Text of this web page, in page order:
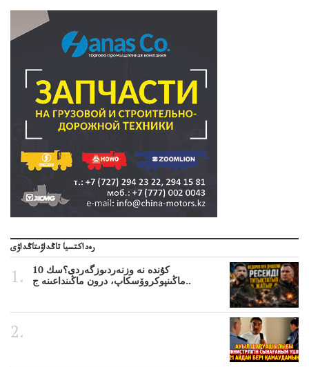
رەداكتسيا تاڭداۋىتاڭداۋى
10 كۇندە نە وزنەردىوزگەردى؟سك
ماڭىنپوكروۆسكاپ، درون ماڭىنداعىنە ج..